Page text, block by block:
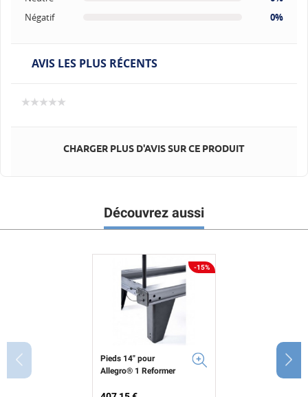
Négatif
0%
AVIS LES PLUS RÉCENTS
CHARGER PLUS D'AVIS SUR CE PRODUIT
Découvrez aussi
-15%
Pieds 14" pour
Allegro® 1 Reformer